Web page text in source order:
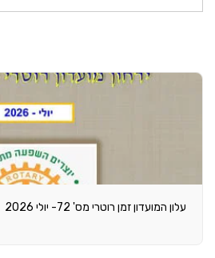
עלון המועדון זמן רוטרי מס' 72- יולי 2026